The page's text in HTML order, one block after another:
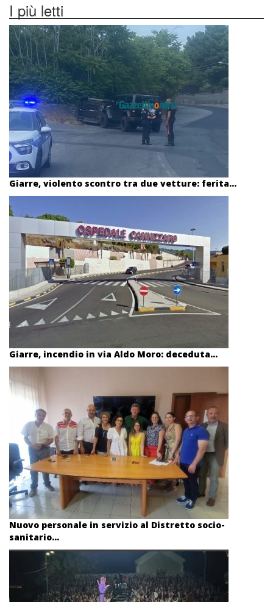
I più letti
Giarre, violento scontro tra due vetture: ferita...
Giarre, incendio in via Aldo Moro: deceduta...
Nuovo personale in servizio al Distretto socio-
sanitario...